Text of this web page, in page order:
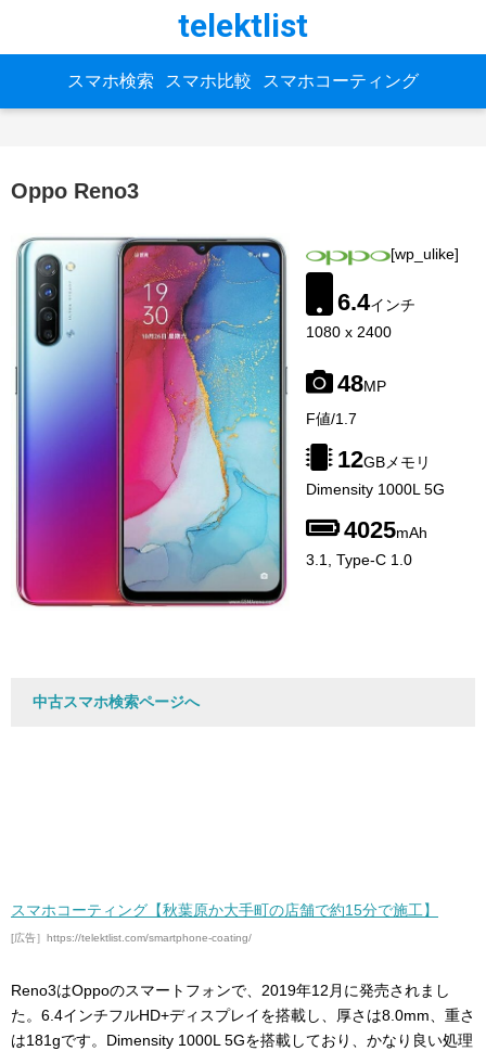
telektlist
スマホ検索 スマホ比較 スマホコーティング
Oppo Reno3
image-
[wp_ulike]
6.4インチ
1080 x 2400
48MP
F値/1.7
12GBメモリ
Dimensity 1000L 5G
4025mAh
3.1, Type-C 1.0
中古スマホ検索ページへ
スマホコーティング【秋葉原か大手町の店舗で約15分で施工】
[広告］https://telektlist.com/smartphone-coating/
Reno3はOppoのスマートフォンで、2019年12月に発売されまし
た。6.4インチフルHD+ディスプレイを搭載し、厚さは8.0mm、重さ
は181gです。Dimensity 1000L 5Gを搭載しており、かなり良い処理